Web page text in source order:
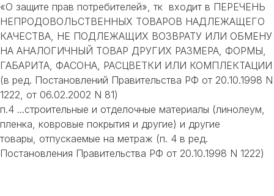
«О защите прав потребителей», тк входит в ПЕРЕЧЕНЬ
НЕПРОДОВОЛЬСТВЕННЫХ ТОВАРОВ НАДЛЕЖАЩЕГО
КАЧЕСТВА, НЕ ПОДЛЕЖАЩИХ ВОЗВРАТУ ИЛИ ОБМЕНУ
НА АНАЛОГИЧНЫЙ ТОВАР ДРУГИХ РАЗМЕРА, ФОРМЫ,
ГАБАРИТА, ФАСОНА, РАСЦВЕТКИ ИЛИ КОМПЛЕКТАЦИИ
(в ред. Постановлений Правительства РФ от 20.10.1998 N
1222, от 06.02.2002 N 81)
п.4 ...строительные и отделочные материалы (линолеум,
пленка, ковровые покрытия и другие) и другие
товары, отпускаемые на метраж (п. 4 в ред.
Постановления Правительства РФ от 20.10.1998 N 1222)